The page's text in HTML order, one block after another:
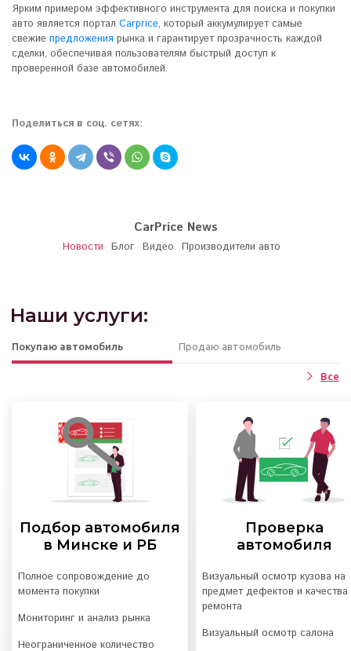
CarPrice News
Новости Блог Видео Производители авто
Ярким примером эффективного инструмента для поиска и покупки
авто является портал Carprice, который аккумулирует самые
свежие предложения рынка и гарантирует прозрачность каждой
сделки, обеспечивая пользователям быстрый доступ к
проверенной базе автомобилей.
Поделиться в соц. сетях:
Наши услуги:
Покупаю автомобиль Продаю автомобиль
Все
Подбор автомобиля
в Минске и РБ
Полное сопровождение до
момента покупки
Мониторинг и анализ рынка
Неограниченное количество
Проверка
автомобиля
Визуальный осмотр кузова на
предмет дефектов и качества
ремонта
Визуальный осмотр салона